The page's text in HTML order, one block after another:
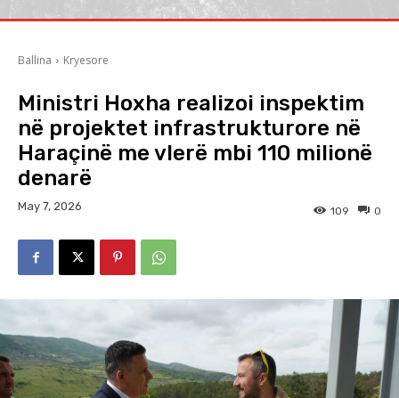
Ballina Kryesore
Ministri Hoxha realizoi inspektim
në projektet infrastrukturore në
Haraçinë me vlerë mbi 110 milionë
denarë
May 7, 2026 0
109